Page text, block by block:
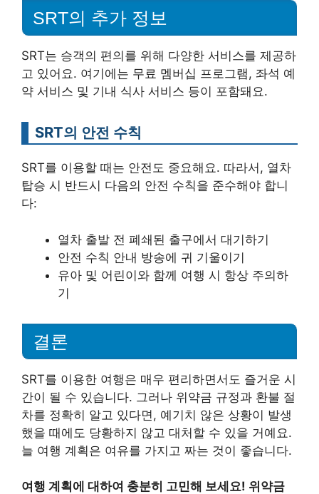
SRT의 추가 정보
SRT는 승객의 편의를 위해 다양한 서비스를 제공하
고 있어요. 여기에는 무료 멤버십 프로그램, 좌석 예
약 서비스 및 기내 식사 서비스 등이 포함돼요.
SRT의 안전 수칙
SRT를 이용할 때는 안전도 중요해요. 따라서, 열차
탑승 시 반드시 다음의 안전 수칙을 준수해야 합니
다:
열차 출발 전 폐쇄된 출구에서 대기하기
안전 수칙 안내 방송에 귀 기울이기
유아 및 어린이와 함께 여행 시 항상 주의하
기
결론
SRT를 이용한 여행은 매우 편리하면서도 즐거운 시
간이 될 수 있습니다. 그러나 위약금 규정과 환불 절
차를 정확히 알고 있다면, 예기치 않은 상황이 발생
했을 때에도 당황하지 않고 대처할 수 있을 거예요.
늘 여행 계획은 여유를 가지고 짜는 것이 좋습니다.
여행 계획에 대하여 충분히 고민해 보세요! 위약금